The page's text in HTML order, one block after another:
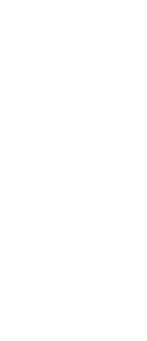
und ggf. Anfordern einer
in
Rechten, wie
bestimmte Services eine
wenn Sie aus
sind. Wenn Sie
haben, den Service über
und Sie ihn kündigen
direkt bei diesem Anbieter
folgen. In diesem
keinen Anspruch auf
Anbieter entrichteten
aktualisiert wird (z. B.
Regeln, URL-Listen,
zu Sicherheitslücken
Webseiten).
als
In diesem Fall haben